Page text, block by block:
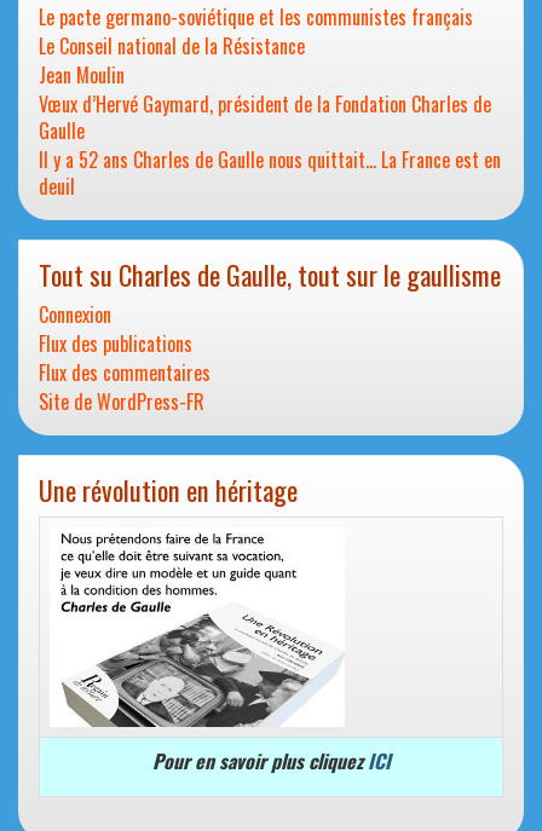
Le pacte germano-soviétique et les communistes français
Le Conseil national de la Résistance
Jean Moulin
Vœux d’Hervé Gaymard, président de la Fondation Charles de
Gaulle
Il y a 52 ans Charles de Gaulle nous quittait… La France est en
deuil
Tout su Charles de Gaulle, tout sur le gaullisme
Connexion
Flux des publications
Flux des commentaires
Site de WordPress-FR
Une révolution en héritage
Pour en savoir plus cliquezICI